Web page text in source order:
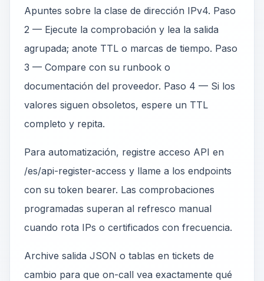
Apuntes sobre la clase de dirección IPv4. Paso
2 — Ejecute la comprobación y lea la salida
agrupada; anote TTL o marcas de tiempo. Paso
3 — Compare con su runbook o
documentación del proveedor. Paso 4 — Si los
valores siguen obsoletos, espere un TTL
completo y repita.
Para automatización, registre acceso API en
/es/api-register-access y llame a los endpoints
con su token bearer. Las comprobaciones
programadas superan al refresco manual
cuando rota IPs o certificados con frecuencia.
Archive salida JSON o tablas en tickets de
cambio para que on-call vea exactamente qué